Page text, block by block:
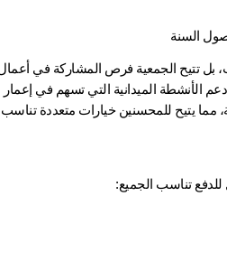
السنة
يتيح للمحسنين خيارات متعددة تناسب
تناسب الجميع: